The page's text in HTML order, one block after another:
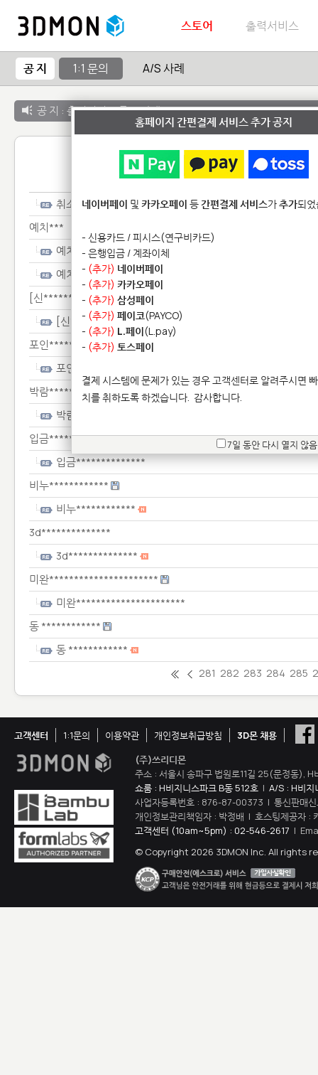
스토어 출력서비스
공 지 1:1 문의 A/S 사례
공 지 : 출력서비스 종료 안내
1:1 문
취소*********
예치***
예치***
예치***
[신*******************
[신*******************
포인*******
포인*******
박람*************************************
박람*************************************
입금**************
입금**************
비누************
비누************
3d**************
3d**************
미완**********************
미완**********************
동 ************
동 ************
281 282 283 284 285
고객센터 1:1문의 이용약관 개인정보취급방침
3D몬 채용
(주)쓰리디몬
주소 : 서울시 송파구 법원로11길 25(문정동),
쇼룸 : H비지니스파크 B동 512호 | A/S : H비지
사업자등록번호 : 876-87-00373 | 통신판매
개인정보관리책임자 : 박정배 | 호스팅제공자 :
고객센터 (10am~5pm) : 02-546-2617 |
© Copyright 2026 3DMON Inc. All rights
홈페이지 간편결제 서비스 추가 공지
네이버페이 및 카카오페이 등간편결제 서비스가추가되
- 신용카드 / 피시스(연구비카드)
- 은행입금 / 계좌이체
- (추가) 네이버페이
- (추가) 카카오페이
- (추가) 삼성페이
- (추가) 페이코(PAYCO)
- (추가) L.페이(L.pay)
- (추가) 토스페이
결제 시스템에 문제가 있는 경우 고객센터로 알려주시면
치를 취하도록 하겠습니다. 감사합니다.
7일 동안 다시 열지 않음